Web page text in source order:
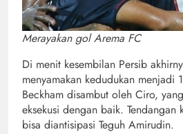
Merayakan gol Arema FC
Di menit kesembilan Persib
menyamakan kedudukan menjadi
Beckham disambut oleh Ciro,
eksekusi dengan baik. Tendangan
bisa diantisipasi Teguh Amirudin.